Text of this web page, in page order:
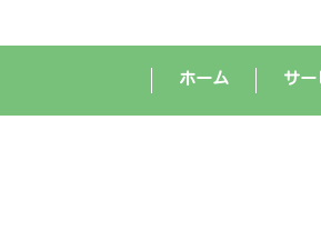
ホーム サー